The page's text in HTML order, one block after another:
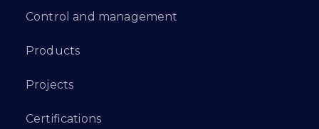
Control and management
Products
Projects
Certifications